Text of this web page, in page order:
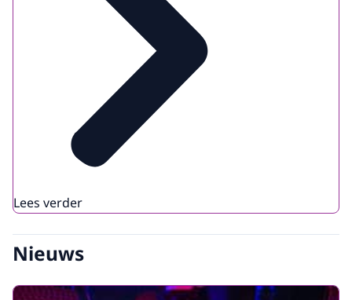
Lees verder
Nieuws